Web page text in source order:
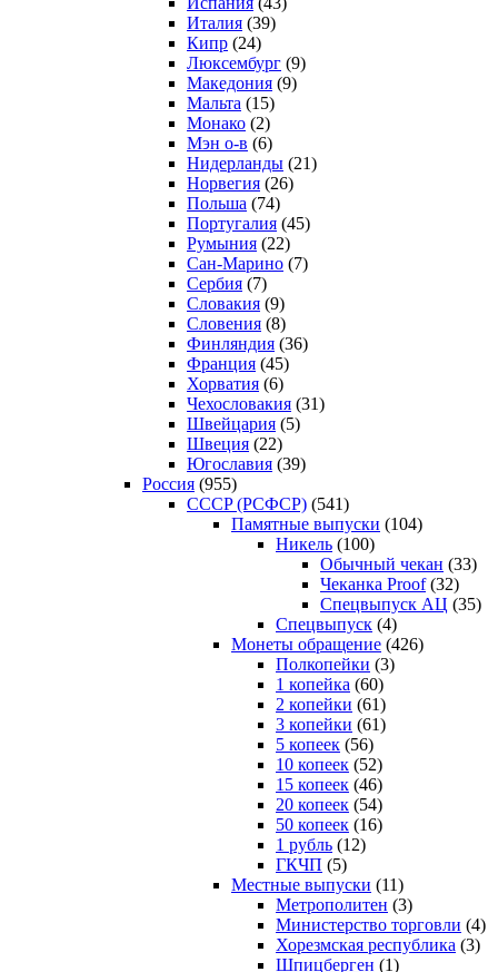
Италия (39)
Кипр (24)
Люксембург (9)
Македония (9)
Мальта (15)
Монако (2)
Мэн о-в (6)
Нидерланды (21)
Норвегия (26)
Польша (74)
Португалия (45)
Румыния (22)
Сан-Марино (7)
Сербия (7)
Словакия (9)
Словения (8)
Финляндия (36)
Франция (45)
Хорватия (6)
Чехословакия (31)
Швейцария (5)
Швеция (22)
Югославия (39)
Россия (955)
CCCP (РСФСР) (541)
Памятные выпуски (104)
Никель (100)
Обычный чекан (33)
Чеканка Proof(32)
Спецвыпуск АЦ (35)
Спецвыпуск (4)
Монеты обращение (426)
Полкопейки (3)
1 копейка (60)
2 копейки (61)
3 копейки (61)
5 копеек (56)
10 копеек (52)
15 копеек (46)
20 копеек (54)
50 копеек (16)
1 рубль (12)
ГКЧП (5)
Местные выпуски (11)
Метрополитен (3)
Министерство торговли (4)
Хорезмская республика (3)
Шпицберген (1)